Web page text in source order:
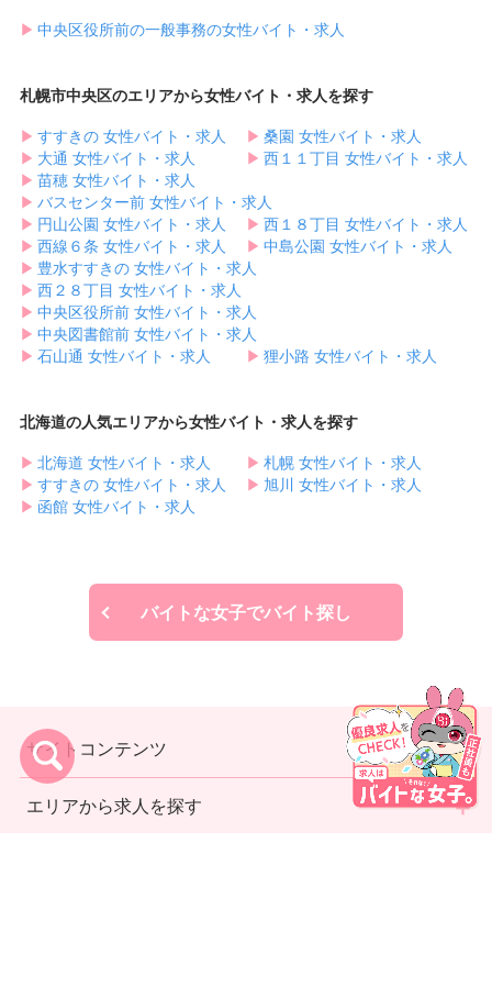
▶︎ 中央区役所前の一般事務の女性バイト・求人
札幌市中央区のエリアから女性バイト・求人を探す
▶︎ すすきの 女性バイト・求人 ▶︎ 桑園 女性バイト・求人
▶︎ 大通 女性バイト・求人 ▶︎ 西１１丁目 女性バイト・求人
▶︎ 苗穂 女性バイト・求人
▶︎ バスセンター前 女性バイト・求人
▶︎ 円山公園 女性バイト・求人 ▶︎ 西１８丁目 女性バイト・求人
▶︎ 西線６条 女性バイト・求人 ▶︎ 中島公園 女性バイト・求人
▶︎ 豊水すすきの 女性バイト・求人
▶︎ 西２８丁目 女性バイト・求人
▶︎ 中央区役所前 女性バイト・求人
▶︎ 中央図書館前 女性バイト・求人
▶︎ 石山通 女性バイト・求人 ▶︎ 狸小路 女性バイト・求人
北海道の人気エリアから女性バイト・求人を探す
▶︎ 北海道 女性バイト・求人 ▶︎ 札幌 女性バイト・求人
▶︎ すすきの 女性バイト・求人 ▶︎ 旭川 女性バイト・求人
▶︎ 函館 女性バイト・求人
バイトな女子でバイト探し
サイトコンテンツ
エリアから求人を探す